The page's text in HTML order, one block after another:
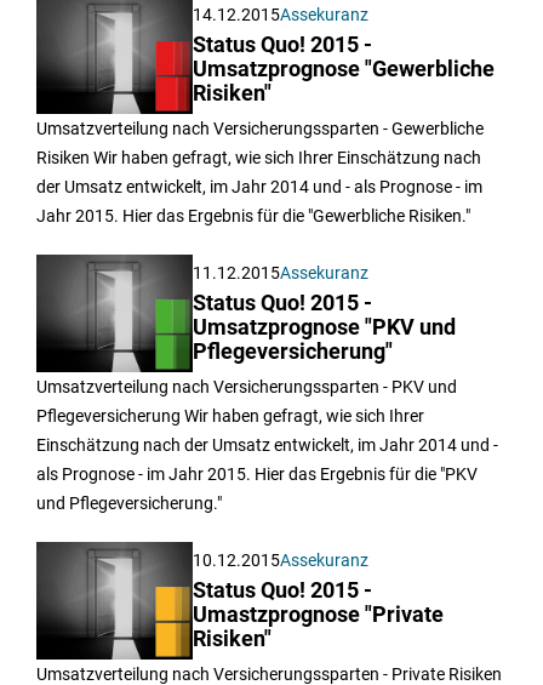
14.12.2015Assekuranz
Status Quo! 2015 -
Umsatzprognose "Gewerbliche
Risiken"
Umsatzverteilung nach Versicherungssparten - Gewerbliche
Risiken Wir haben gefragt, wie sich Ihrer Einschätzung nach
der Umsatz entwickelt, im Jahr 2014 und - als Prognose - im
Jahr 2015. Hier das Ergebnis für die "Gewerbliche Risiken."
11.12.2015Assekuranz
Status Quo! 2015 -
Umsatzprognose "PKV und
Pflegeversicherung"
Umsatzverteilung nach Versicherungssparten - PKV und
Pflegeversicherung Wir haben gefragt, wie sich Ihrer
Einschätzung nach der Umsatz entwickelt, im Jahr 2014 und -
als Prognose - im Jahr 2015. Hier das Ergebnis für die "PKV
und Pflegeversicherung."
10.12.2015Assekuranz
Status Quo! 2015 -
Umastzprognose "Private
Risiken"
Umsatzverteilung nach Versicherungssparten - Private Risiken